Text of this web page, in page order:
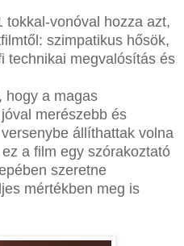
tokkal-vonóval hozza azt,
szimpatikus hősök,
technikai megvalósítás és
hogy a magas
merészebb és
állíthattak volna
a film egy szórakoztató
szeretne
mértékben meg is